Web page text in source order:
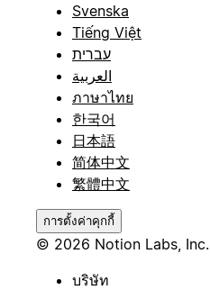
Svenska
Tiếng Việt
עברית
العربية
ภาษาไทย
한국어
日本語
简体中文
繁體中文
การตั้งค่าคุกกี้
© 2026 Notion Labs, Inc.
บริษัท